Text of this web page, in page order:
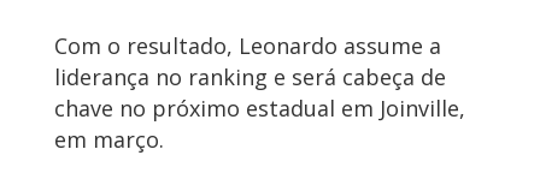
Com o resultado, Leonardo assume a
liderança no ranking e será cabeça de
chave no próximo estadual em Joinville,
em março.